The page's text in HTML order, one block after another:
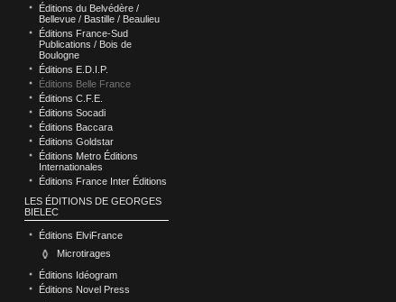
Éditions du Belvédère /
Bellevue / Bastille / Beaulieu
Éditions France-Sud
Publications / Bois de
Boulogne
Éditions E.D.I.P.
Éditions Belle France
Éditions C.F.E.
Éditions Socadi
Éditions Baccara
Éditions Goldstar
Éditions Metro Éditions
Internationales
Éditions France Inter Éditions
LES ÉDITIONS DE GEORGES
BIELEC
Éditions ElviFrance
Microtirages
Éditions Idéogram
Éditions Novel Press